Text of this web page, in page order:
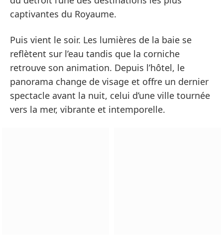
captivantes du Royaume.
Puis vient le soir. Les lumières de la baie se
reflètent sur l’eau tandis que la corniche
retrouve son animation. Depuis l’hôtel, le
panorama change de visage et offre un dernier
spectacle avant la nuit, celui d’une ville tournée
vers la mer, vibrante et intemporelle.